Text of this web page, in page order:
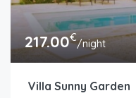
217.00€/night
Villa Sunny Garden